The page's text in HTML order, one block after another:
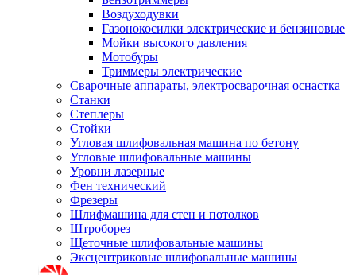
Воздуходувки
Газонокосилки электрические и бензиновые
Мойки высокого давления
Мотобуры
Триммеры электрические
Сварочные аппараты, электросварочная оснастка
Станки
Степлеры
Стойки
Угловая шлифовальная машина по бетону
Угловые шлифовальные машины
Уровни лазерные
Фен технический
Фрезеры
Шлифмашина для стен и потолков
Штроборез
Щеточные шлифовальные машины
Эксцентриковые шлифовальные машины